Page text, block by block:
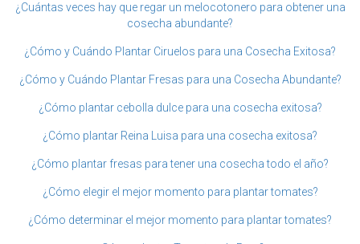
¿Cuántas veces hay que regar un melocotonero para obtener una
cosecha abundante?
¿Cómo y Cuándo Plantar Ciruelos para una Cosecha Exitosa?
¿Cómo y Cuándo Plantar Fresas para una Cosecha Abundante?
¿Cómo plantar cebolla dulce para una cosecha exitosa?
¿Cómo plantar Reina Luisa para una cosecha exitosa?
¿Cómo plantar fresas para tener una cosecha todo el año?
¿Cómo elegir el mejor momento para plantar tomates?
¿Cómo determinar el mejor momento para plantar tomates?